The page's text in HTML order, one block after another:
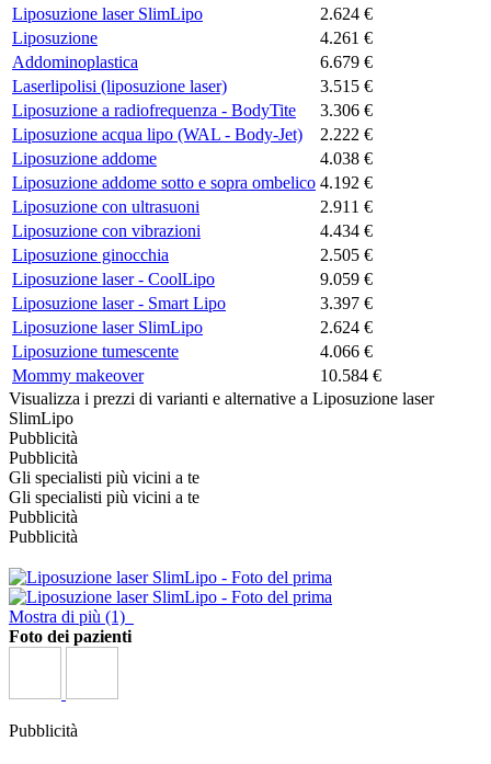
Liposuzione laser SlimLipo
2.624 €
Liposuzione
4.261 €
Addominoplastica
6.679 €
Laserlipolisi (liposuzione laser)
3.515 €
Liposuzione a radiofrequenza - BodyTite
3.306 €
Liposuzione acqua lipo (WAL - Body-Jet)
2.222 €
Liposuzione addome
4.038 €
Liposuzione addome sotto e sopra ombelico 4.192 €
Liposuzione con ultrasuoni
2.911 €
Liposuzione con vibrazioni
4.434 €
Liposuzione ginocchia
2.505 €
Liposuzione laser - CoolLipo
9.059 €
Liposuzione laser - Smart Lipo
3.397 €
Liposuzione laser SlimLipo
2.624 €
Liposuzione tumescente
4.066 €
Mommy makeover
10.584 €
Visualizza i prezzi di varianti e alternative a Liposuzione laser
SlimLipo
Pubblicità
Pubblicità
Gli specialisti più vicini a te
Gli specialisti più vicini a te
Pubblicità
Pubblicità
Mostra di più (1)
Foto dei pazienti
Pubblicità